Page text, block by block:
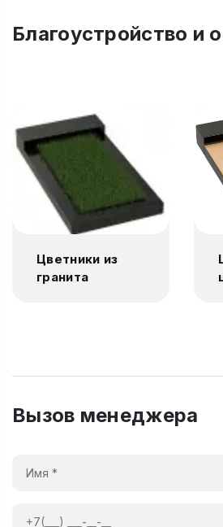
Благоустройство и
Цветники из
гранита
Вызов менеджера